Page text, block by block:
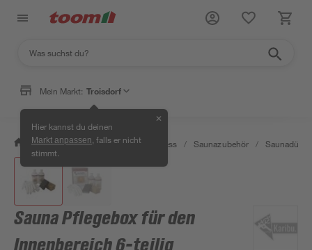
Mein Markt: Troisdorf
Hier kannst du deinen
Markt anpassen , falls er nicht
stimmt.
✕
/ Bad & Sanitär / Sauna & Wellness / Saunazubehör / Saunadüfte
Sauna Pflegebox für den
Innenbereich 6-teilig